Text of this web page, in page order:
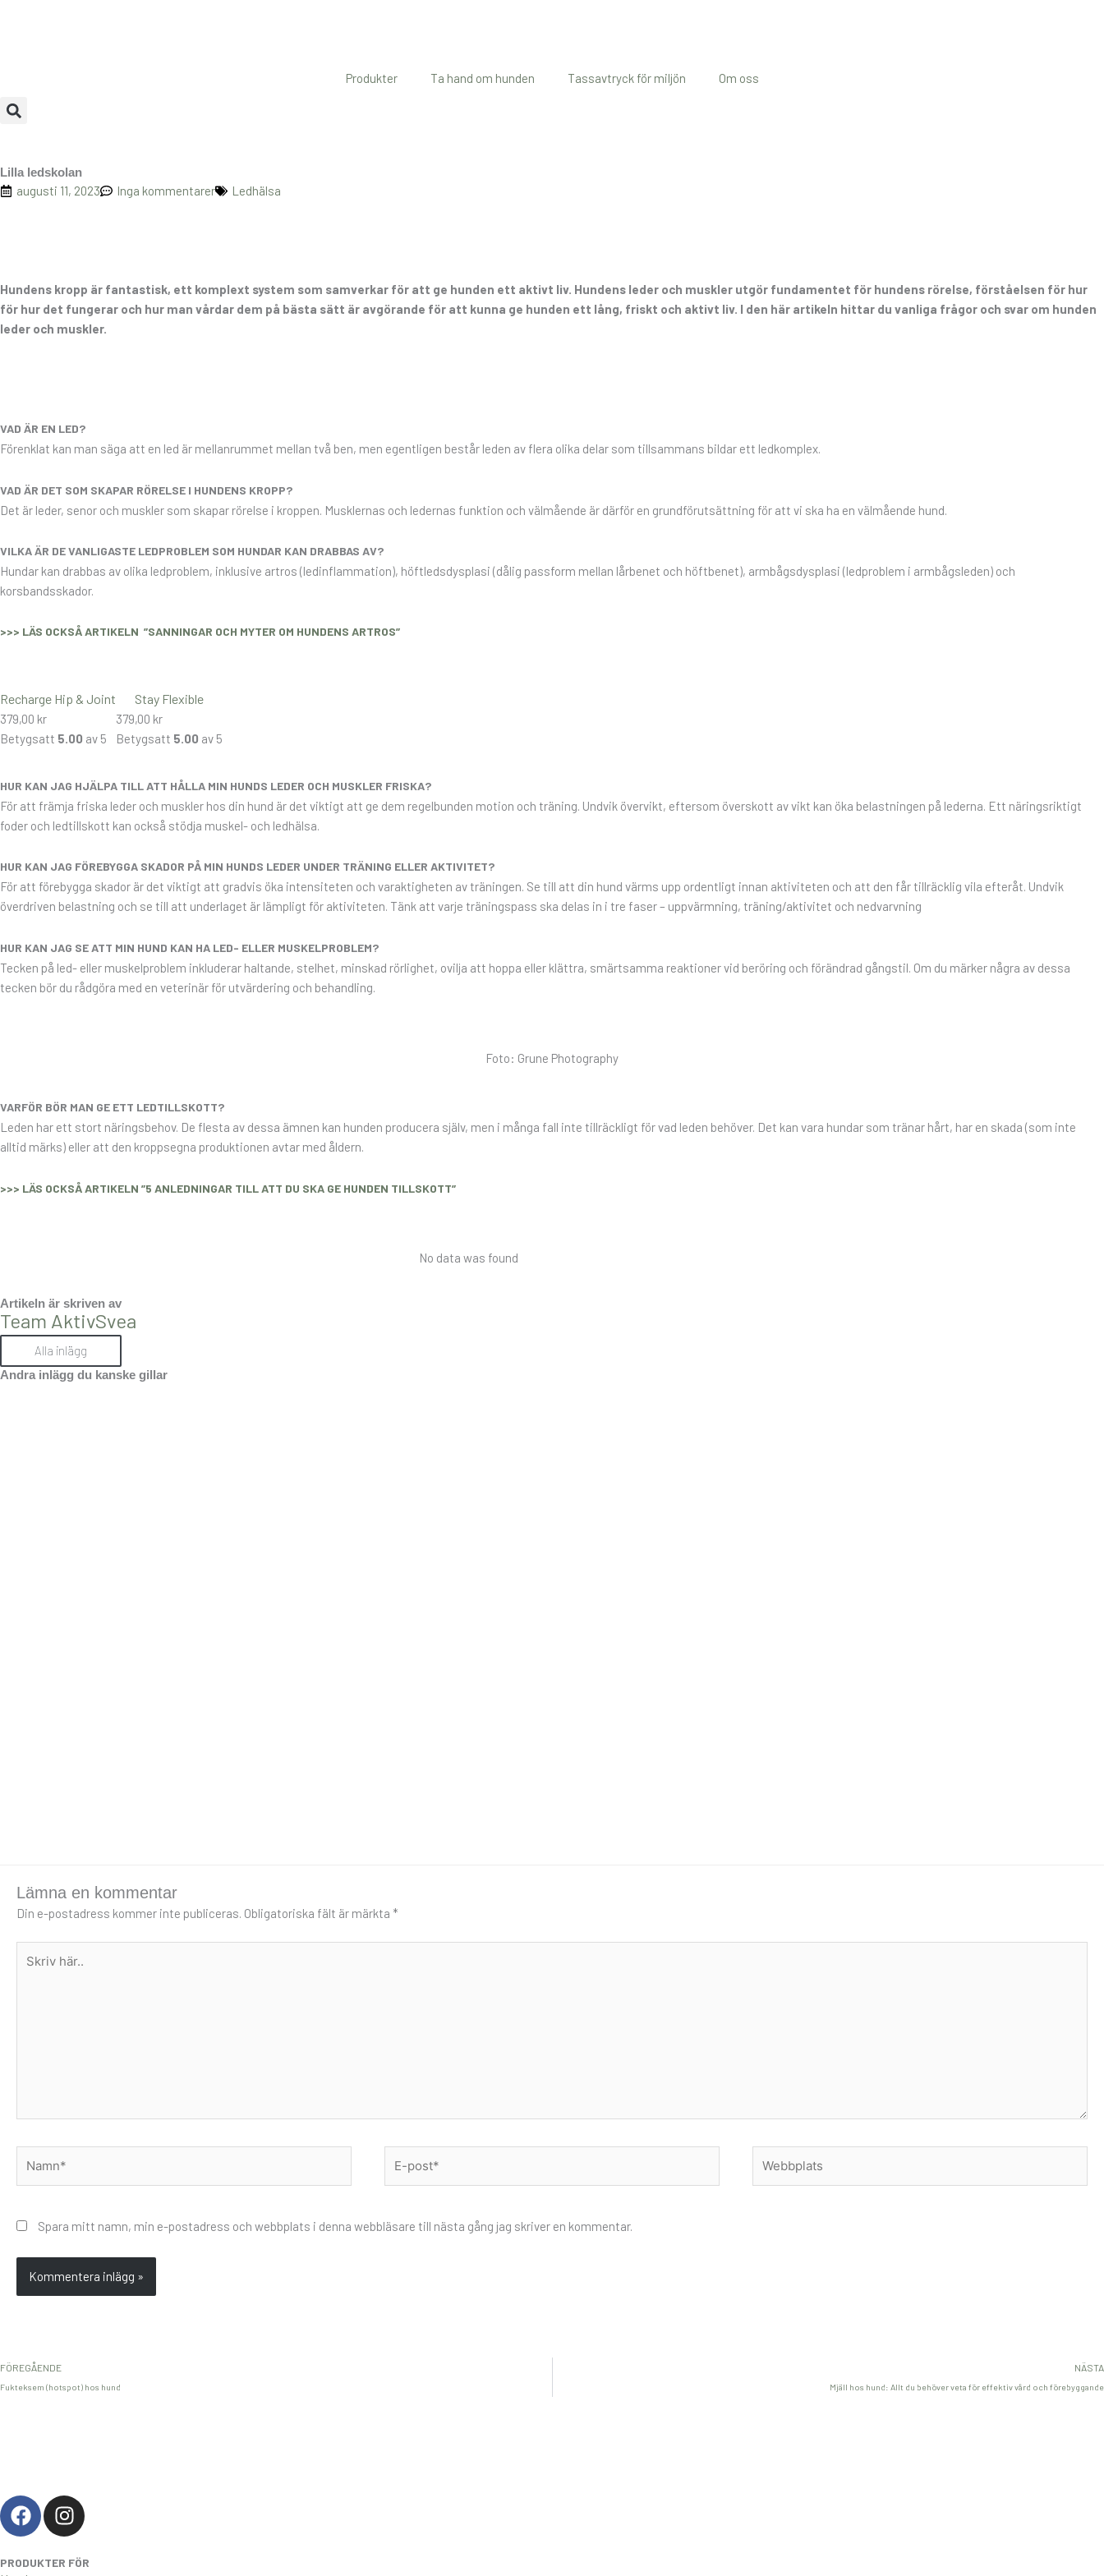
Produkter
Ta hand om hunden Tassavtryck för miljön Om oss
Lilla ledskolan
augusti 11, 2023 Inga kommentarer Ledhälsa
Hundens kropp är fantastisk, ett komplext system som samverkar för att ge hunden ett aktivt liv. Hundens leder och muskler utgör fundamentet för hundens rörelse, förståelsen för hur
för hur det fungerar och hur man vårdar dem på bästa sätt är avgörande för att kunna ge hunden ett lång, friskt och aktivt liv. I den här artikeln hittar du vanliga frågor och svar om hunden
leder och muskler.
VAD ÄR EN LED?
Förenklat kan man säga att en led är mellanrummet mellan två ben, men egentligen består leden av flera olika delar som tillsammans bildar ett ledkomplex.
VAD ÄR DET SOM SKAPAR RÖRELSE I HUNDENS KROPP?
Det är leder, senor och muskler som skapar rörelse i kroppen. Musklernas och ledernas funktion och välmående är därför en grundförutsättning för att vi ska ha en välmående hund.
VILKA ÄR DE VANLIGASTE LEDPROBLEM SOM HUNDAR KAN DRABBAS AV?
Hundar kan drabbas av olika ledproblem, inklusive artros (ledinflammation), höftledsdysplasi (dålig passform mellan lårbenet och höftbenet), armbågsdysplasi (ledproblem i armbågsleden) och
korsbandsskador.
>>> LÄS OCKSÅ ARTIKELN ”SANNINGAR OCH MYTER OM HUNDENS ARTROS”
Recharge Hip & Joint
379,00 kr
Betygsatt 5.00 av 5
Stay Flexible
379,00 kr
Betygsatt 5.00 av 5
HUR KAN JAG HJÄLPA TILL ATT HÅLLA MIN HUNDS LEDER OCH MUSKLER FRISKA?
För att främja friska leder och muskler hos din hund är det viktigt att ge dem regelbunden motion och träning. Undvik övervikt, eftersom överskott av vikt kan öka belastningen på lederna. Ett näringsriktigt
foder och ledtillskott kan också stödja muskel- och ledhälsa.
HUR KAN JAG FÖREBYGGA SKADOR PÅ MIN HUNDS LEDER UNDER TRÄNING ELLER AKTIVITET?
För att förebygga skador är det viktigt att gradvis öka intensiteten och varaktigheten av träningen. Se till att din hund värms upp ordentligt innan aktiviteten och att den får tillräcklig vila efteråt. Undvik
överdriven belastning och se till att underlaget är lämpligt för aktiviteten. Tänk att varje träningspass ska delas in i tre faser – uppvärmning, träning/aktivitet och nedvarvning
HUR KAN JAG SE ATT MIN HUND KAN HA LED- ELLER MUSKELPROBLEM?
Tecken på led- eller muskelproblem inkluderar haltande, stelhet, minskad rörlighet, ovilja att hoppa eller klättra, smärtsamma reaktioner vid beröring och förändrad gångstil. Om du märker några av dessa
tecken bör du rådgöra med en veterinär för utvärdering och behandling.
Foto: Grune Photography
VARFÖR BÖR MAN GE ETT LEDTILLSKOTT?
Leden har ett stort näringsbehov. De flesta av dessa ämnen kan hunden producera själv, men i många fall inte tillräckligt för vad leden behöver. Det kan vara hundar som tränar hårt, har en skada (som inte
alltid märks) eller att den kroppsegna produktionen avtar med åldern.
>>> LÄS OCKSÅ ARTIKELN ”5 ANLEDNINGAR TILL ATT DU SKA GE HUNDEN TILLSKOTT”
No data was found
Artikeln är skriven av
Team AktivSvea
Alla inlägg
Andra inlägg du kanske gillar
Lämna en kommentar
Din e-postadress kommer inte publiceras. Obligatoriska fält är märkta *
här..
post*
Spara mitt namn, min e-postadress och webbplats i denna webbläsare till nästa gång jag skriver en kommentar.
FÖREGÅENDE
Fukteksem (hotspot) hos hund
NÄSTA
Mjäll hos hund: Allt du behöver veta för effektiv vård och förebyggande
F
a
e
I
n
t
PRODUKTER FÖR